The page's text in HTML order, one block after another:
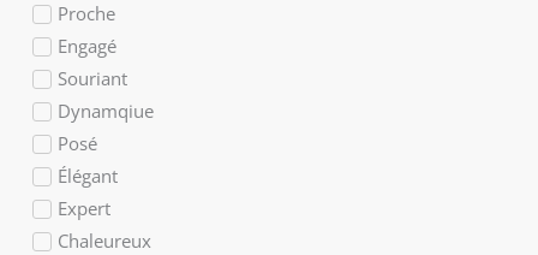
Proche
Engagé
Souriant
Dynamqiue
Posé
Élégant
Expert
Chaleureux